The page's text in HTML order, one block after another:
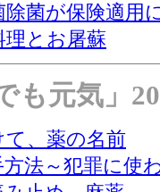
除菌が保険適用
理とお屠蘇
も元気」
、薬の名前
法～犯罪に使